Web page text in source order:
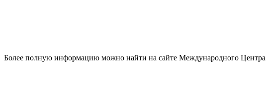
Более полную информацию можно найти на сайте Международного Центра